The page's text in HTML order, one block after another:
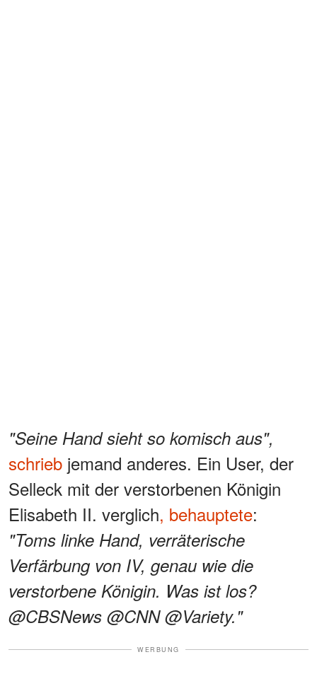
"Seine Hand sieht so komisch aus",
schrieb jemand anderes. Ein User, der
Selleck mit der verstorbenen Königin
Elisabeth II. verglich, behauptete:
"Toms linke Hand, verräterische
Verfärbung von IV, genau wie die
verstorbene Königin. Was ist los?
@CBSNews @CNN @Variety."
WERBUNG